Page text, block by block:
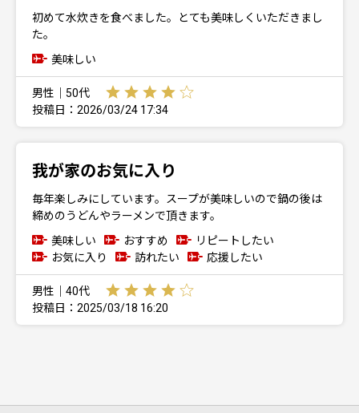
初めて水炊きを食べました。とても美味しくいただきまし
た。
美味しい
男性｜50代
投稿日：2026/03/24 17:34
我が家のお気に入り
毎年楽しみにしています。スープが美味しいので鍋の後は
締めのうどんやラーメンで頂きます。
美味しい
おすすめ
リピートしたい
お気に入り
訪れたい 応援したい
男性｜40代
投稿日：2025/03/18 16:20